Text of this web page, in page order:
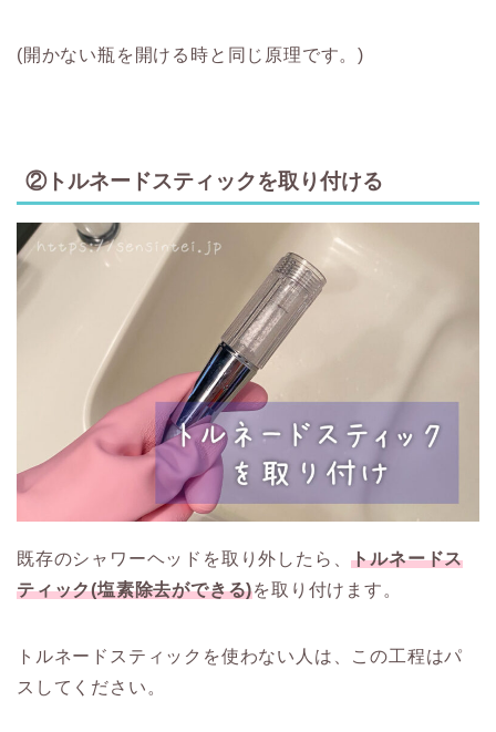
(開かない瓶を開ける時と同じ原理です。)
②トルネードスティックを取り付ける
既存のシャワーヘッドを取り外したら、トルネードス
ティック(塩素除去ができる)を取り付けます。
トルネードスティックを使わない人は、この工程はパ
スしてください。